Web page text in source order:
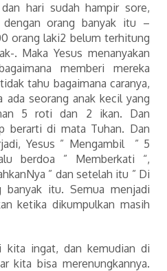
hari sudah hampir sore,
dengan orang banyak itu –
orang laki2 belum terhitung
. Maka Yesus menanyakan
memberi mereka
tahu bagaimana caranya,
ada seorang anak kecil yang
5 roti dan 2 ikan. Dan
berarti di mata Tuhan. Dan
Yesus ” Mengambil ” 5
berdoa ” Memberkati “,
” dan setelah itu ” Di
banyak itu. Semua menjadi
ketika dikumpulkan masih
kita ingat, dan kemudian di
kita bisa merenungkannya.